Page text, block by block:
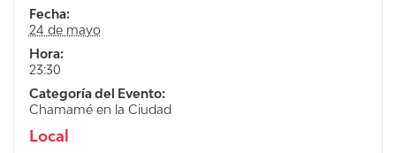
Fecha:
24 de mayo
Hora:
23:30
Categoría del Evento:
Chamamé en la Ciudad
Local